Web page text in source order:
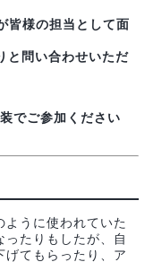
皆様の担当として面
と問い合わせいただ
でご参加ください
ように使われていた
たりもしたが、自
げてもらったり、ア